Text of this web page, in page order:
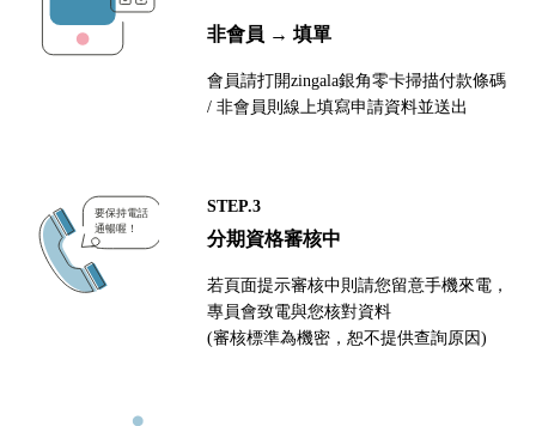
非會員 → 填單
會員請打開zingala銀角零卡掃描付款條碼
/ 非會員則線上填寫申請資料並送出
STEP.3
分期資格審核中
若頁面提示審核中則請您留意手機來電，
專員會致電與您核對資料
(審核標準為機密，恕不提供查詢原因)